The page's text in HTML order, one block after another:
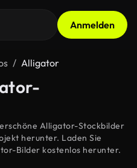
Anmelden
Alligator
Alligator-Stockbilder
herunter. Laden Sie
Bilder kostenlos herunter.